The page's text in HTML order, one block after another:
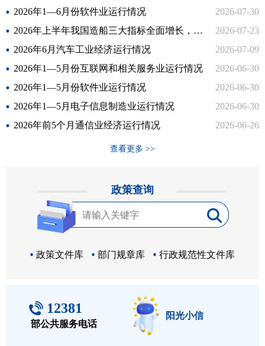
2026-07-30
2026年1—6月份软件业运行情况
2026-07-23
2026年上半年我国造船三大指标全面增长，国际市场份额继续领先
2026-07-09
2026年6月汽车工业经济运行情况
2026-06-30
2026年1—5月份互联网和相关服务业运行情况
2026-06-30
2026年1—5月份软件业运行情况
2026-06-30
2026年1—5月电子信息制造业运行情况
2026-06-26
2026年前5个月通信业经济运行情况
查看更多 >>
政策查询
政策文件库 部门规章库 行政规范性文件库
12381
部公共服务电话
阳光小信